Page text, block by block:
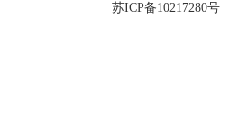
苏ICP备10217280号